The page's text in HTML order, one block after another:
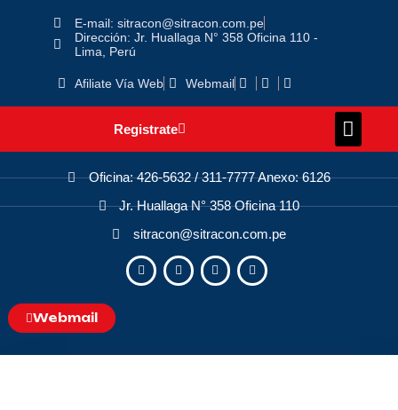
E-mail: sitracon@sitracon.com.pe
Dirección: Jr. Huallaga N° 358 Oficina 110 -
Lima, Perú
Afiliate Vía Web Webmail
Registrate
Oficina: 426-5632 / 311-7777 Anexo: 6126
Jr. Huallaga N° 358 Oficina 110
sitracon@sitracon.com.pe
Webmail